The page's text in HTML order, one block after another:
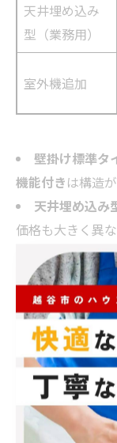
天井埋め込み
型（業務用）
室外機追加
壁掛け標準タ
機能付きは構造
天井埋め込み
価格も大きく異な
室外機クリー
が、効率や耐久
高い技術力を
び方と比較ポ
エアコン洗浄業
力やサービス内
証明となるポイ